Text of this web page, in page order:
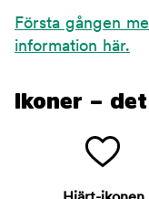
Första gången
information här.
Ikoner –